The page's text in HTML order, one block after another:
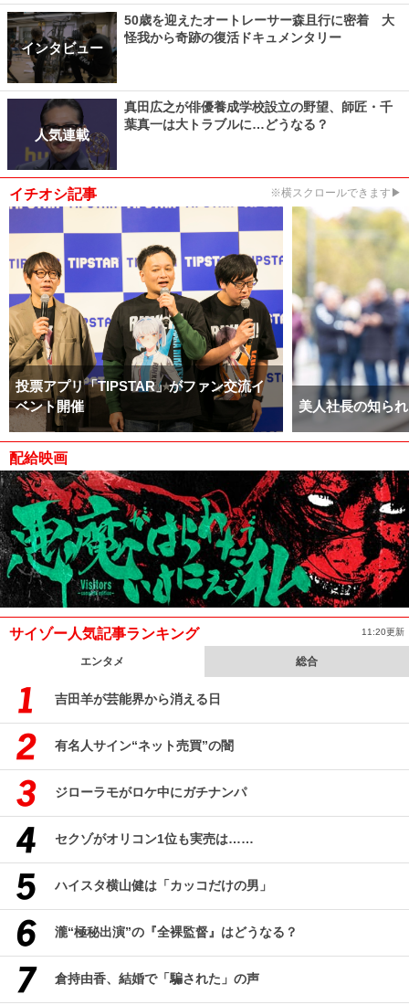
インタビュー
50歳を迎えたオートレーサー森且行に密着 大
怪我から奇跡の復活ドキュメンタリー
人気連載
真田広之が俳優養成学校設立の野望、師匠・千
葉真一は大トラブルに…どうなる？
イチオシ記事 ※横スクロールできます▶
投票アプリ「TIPSTAR」がファン交流イ
ベント開催
美人社長の知ら
配給映画
サイゾー人気記事ランキング 11:20更新
エンタメ 総合
吉田羊が芸能界から消える日
有名人サイン“ネット売買”の闇
ジローラモがロケ中にガチナンパ
セクゾがオリコン1位も実売は……
ハイスタ横山健は「カッコだけの男」
瀧“極秘出演”の『全裸監督』はどうなる？
倉持由香、結婚で「騙された」の声